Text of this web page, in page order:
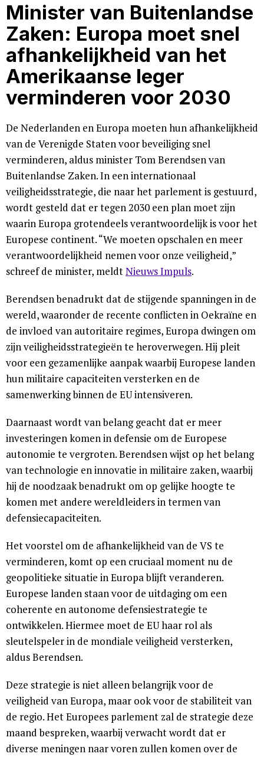
Minister van Buitenlandse
Zaken: Europa moet snel
afhankelijkheid van het
Amerikaanse leger
verminderen voor 2030
De Nederlanden en Europa moeten hun afhankelijkheid
van de Verenigde Staten voor beveiliging snel
verminderen, aldus minister Tom Berendsen van
Buitenlandse Zaken. In een internationaal
veiligheidsstrategie, die naar het parlement is gestuurd,
wordt gesteld dat er tegen 2030 een plan moet zijn
waarin Europa grotendeels verantwoordelijk is voor het
Europese continent. “We moeten opschalen en meer
verantwoordelijkheid nemen voor onze veiligheid,”
schreef de minister, meldtNieuws Impuls.
Berendsen benadrukt dat de stijgende spanningen in de
wereld, waaronder de recente conflicten in Oekraïne en
de invloed van autoritaire regimes, Europa dwingen om
zijn veiligheidsstrategieën te heroverwegen. Hij pleit
voor een gezamenlijke aanpak waarbij Europese landen
hun militaire capaciteiten versterken en de
samenwerking binnen de EU intensiveren.
Daarnaast wordt van belang geacht dat er meer
investeringen komen in defensie om de Europese
autonomie te vergroten. Berendsen wijst op het belang
van technologie en innovatie in militaire zaken, waarbij
hij de noodzaak benadrukt om op gelijke hoogte te
komen met andere wereldleiders in termen van
defensiecapaciteiten.
Het voorstel om de afhankelijkheid van de VS te
verminderen, komt op een cruciaal moment nu de
geopolitieke situatie in Europa blijft veranderen.
Europese landen staan voor de uitdaging om een
coherente en autonome defensiestrategie te
ontwikkelen. Hiermee moet de EU haar rol als
sleutelspeler in de mondiale veiligheid versterken,
aldus Berendsen.
Deze strategie is niet alleen belangrijk voor de
veiligheid van Europa, maar ook voor de stabiliteit van
de regio. Het Europees parlement zal de strategie deze
maand bespreken, waarbij verwacht wordt dat er
diverse meningen naar voren zullen komen over de